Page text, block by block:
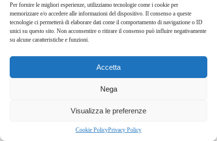
Per fornire le migliori esperienze, utilizziamo tecnologie come i cookie per
memorizzare e/o accedere alle informazioni del dispositivo. Il consenso a queste
tecnologie ci permetterà di elaborare dati come il comportamento di navigazione o ID
unici su questo sito. Non acconsentire o ritirare il consenso può influire negativamente
su alcune caratteristiche e funzioni.
Accetta
Nega
Visualizza le preferenze
Cookie PolicyPrivacy Policy